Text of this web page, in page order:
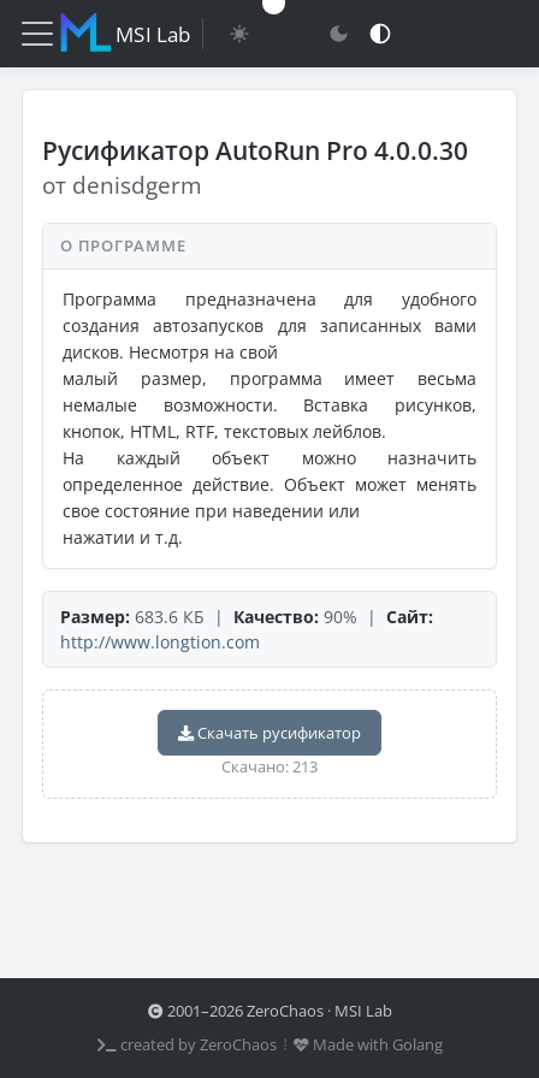
MSI Lab
Русификатор AutoRun Pro 4.0.0.30
от denisdgerm
О ПРОГРАММЕ
Программа предназначена для удобного
создания автозапусков для записанных вами
дисков. Несмотря на свой
малый размер, программа имеет весьма
немалые возможности. Вставка рисунков,
кнопок, HTML, RTF, текстовых лейблов.
На каждый объект можно назначить
определенное действие. Объект может менять
свое состояние при наведении или
нажатии и т.д.
Размер: 683.6 КБ | Качество: 90% | Сайт:
http://www.longtion.com
Скачать русификатор
Скачано: 213
2001–2026 ZeroChaos · MSI Lab
created by ZeroChaos ⦙
Made with Golang